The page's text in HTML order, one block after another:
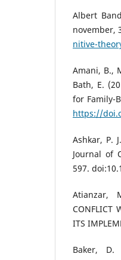
Albert
november,
nitive-
Amani, B.,
Bath, E.
for Family-
https://
Ashkar, P.
Journal of
597.
Atianzar,
CONFLICT
ITS
Baker, D.